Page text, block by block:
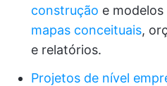
construção e
mapas conceituais,
e relatórios.
Projetos de nível